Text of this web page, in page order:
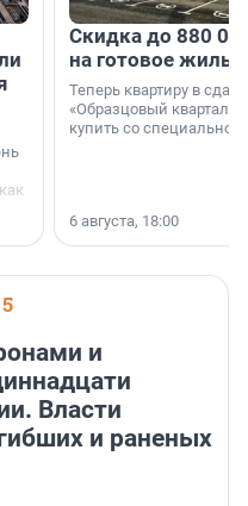
Скидка до 880
на готовое
Теперь квартиру в
«Образцовый квартал
купить со специальной
6 августа, 18:00
и
Власти
и раненых